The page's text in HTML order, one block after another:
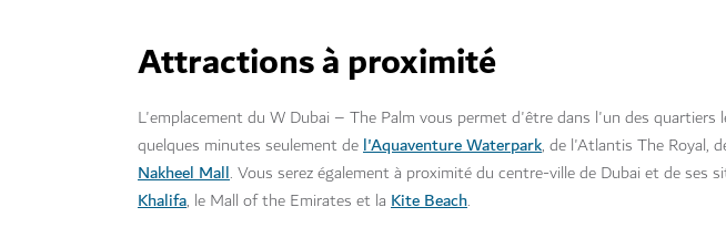
Attractions à proximité
L'emplacement du W Dubai – The Palm vous permet d'être dans l'un des quartiers
quelques minutes seulement del'Aquaventure Waterpark, de l'Atlantis The Royal,
Nakheel Mall. Vous serez également à proximité du centre-ville de Dubai et de ses
Khalifa, le Mall of the Emirates et la Kite Beach.